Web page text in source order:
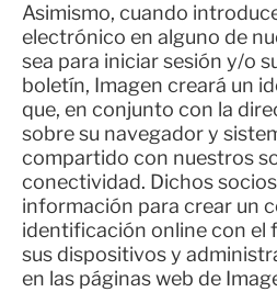
Asimismo, cuando
electrónico en alguno de
sea para iniciar sesión y/o
boletín, Imagen creará un
que, en conjunto con la
sobre su navegador y
compartido con nuestros
conectividad. Dichos
información para crear un
identificación online con el
sus dispositivos y
en las páginas web de